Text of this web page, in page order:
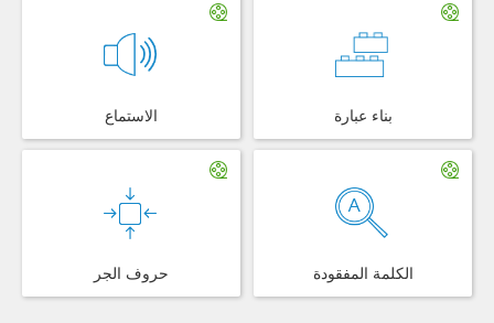
الاستماع بناء عبارة
حروف الجر الكلمة المفقودة